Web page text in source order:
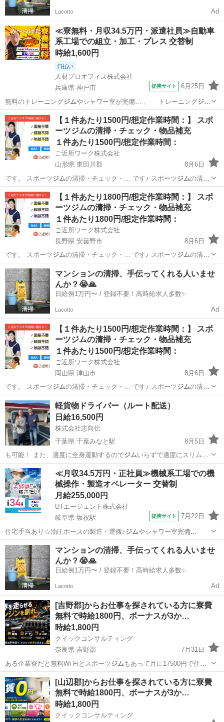
Lacotto Ad
≪寮無料・月収34.5万円・派遣社員≫自動車
系工場での組立・加工・プレス 交替制
時給1,600円
日払い
人材プロオフィス株式会社
兵庫県 神戸市
提携サイト 6月25日
無料のトレーニングジムやシャワー室が完備… 、 トレーニングジム
あり ▼食事 食… さらにトレーニングジムも無料で使えます！…
兵庫 神戸市 その他
【１件あたり1500円/想定作業時間：】 スポ
ーツジムの清掃・チェック・物品補充
１件あたり1500円/想定作業時間：
ご近所ワーク株式会社
山形県 東田川郡
8月6日
です。 スポーツジム の清掃・チェック・… です♪ スポーツジムの清
掃・チェック・…
山形 東田川郡 その他
【１件あたり1800円/想定作業時間：】 スポ
ーツジムの清掃・チェック・物品補充
１件あたり1800円/想定作業時間：
ご近所ワーク株式会社
長野県 安曇野市
8月6日
です。 スポーツジム の清掃・チェック・… です♪ スポーツジムの清
掃・チェック・…
長野 安曇野市
マンションの清掃、手伝ってくれる人いませ
んか？😭🙏
日給例1万円〜 / 登録不要！高時給求人多数✨
Lacotto Ad
【１件あたり1500円/想定作業時間：】 スポ
ーツジムの清掃・チェック・物品補充
１件あたり1500円/想定作業時間：
ご近所ワーク株式会社
岡山県 津山市
8月6日
です。 スポーツジム の清掃・チェック・… です♪ スポーツジムの清
掃・チェック・…
岡山 津山市 その他
軽貨物ドライバー（ルート配送）
日給16,500円
株式会社志向伝
千葉県 千葉みなと駅
8月5日
も可能！ また、適度に全身運動するのでジムいらずで適度にスリムア
ップしていきます…
千葉 千葉市 千葉みなと駅 ドライバー 個人事業主
≪月収34.5万円・正社員≫機械系工場での機
械操作・製造オペレーター 交替制
月給255,000円
UTエージェント株式会社
岐阜県 坂祝駅
提携サイト 7月22日
住宅手当あり☆油圧ホースの製造・運搬♪ジムやシャワー室完備
◎《Jdvk1C》 …
岐阜 関市 その他
マンションの清掃、手伝ってくれる人いませ
んか？😭🙏
日給例1万円〜 / 登録不要！高時給求人多数✨
Lacotto Ad
[吉野郡]からお仕事を探されている方に寮費
無料で時給1800円、ボーナスが3か…
時給1,800円
クイックコンサルティング
奈良県 吉野郡
7月31日
ある企業寮だと無料Wi-Fiとスポーツジム もあって月に17500円で住め
ちゃいま…
奈良 吉野郡 工場 スタッフ
[山辺郡]からお仕事を探されている方に寮費
無料で時給1800円、ボーナスが3か…
時給1,800円
クイックコンサルティング